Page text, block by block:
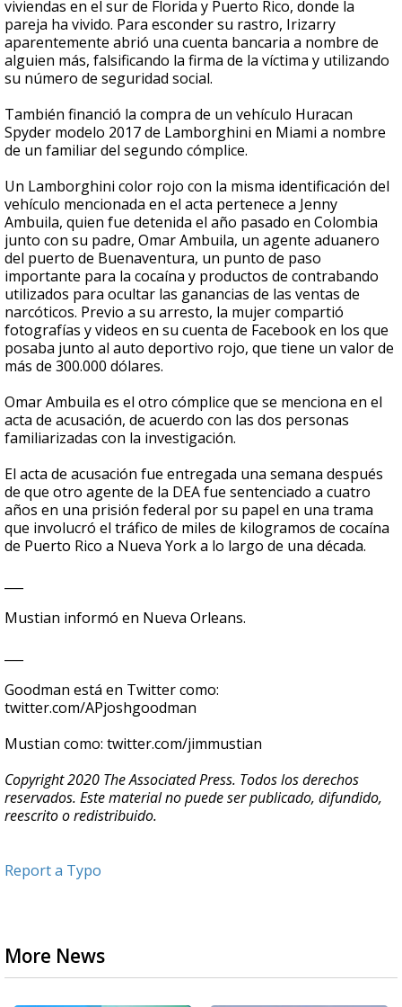
viviendas en el sur de Florida y Puerto Rico, donde la
pareja ha vivido. Para esconder su rastro, Irizarry
aparentemente abrió una cuenta bancaria a nombre de
alguien más, falsificando la firma de la víctima y utilizando
su número de seguridad social.
También financió la compra de un vehículo Huracan
Spyder modelo 2017 de Lamborghini en Miami a nombre
de un familiar del segundo cómplice.
Un Lamborghini color rojo con la misma identificación del
vehículo mencionada en el acta pertenece a Jenny
Ambuila, quien fue detenida el año pasado en Colombia
junto con su padre, Omar Ambuila, un agente aduanero
del puerto de Buenaventura, un punto de paso
importante para la cocaína y productos de contrabando
utilizados para ocultar las ganancias de las ventas de
narcóticos. Previo a su arresto, la mujer compartió
fotografías y videos en su cuenta de Facebook en los que
posaba junto al auto deportivo rojo, que tiene un valor de
más de 300.000 dólares.
Omar Ambuila es el otro cómplice que se menciona en el
acta de acusación, de acuerdo con las dos personas
familiarizadas con la investigación.
El acta de acusación fue entregada una semana después
de que otro agente de la DEA fue sentenciado a cuatro
años en una prisión federal por su papel en una trama
que involucró el tráfico de miles de kilogramos de cocaína
de Puerto Rico a Nueva York a lo largo de una década.
Mustian informó en Nueva Orleans.
Goodman está en Twitter como:
twitter.com/APjoshgoodman
Mustian como: twitter.com/jimmustian
Copyright 2020 The Associated Press. Todos los derechos
reservados. Este material no puede ser publicado, difundido,
reescrito o redistribuido.
Report a Typo
More News